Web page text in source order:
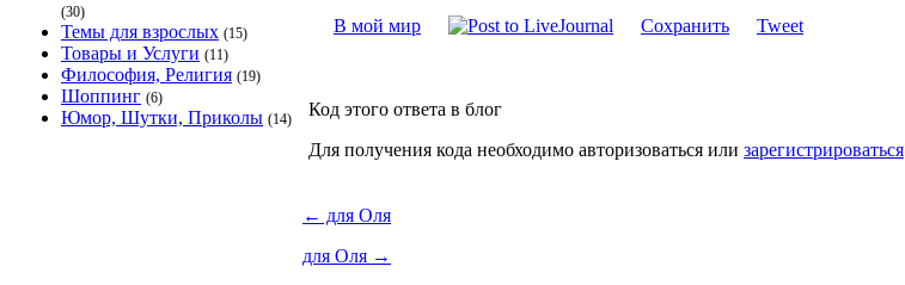
(30)
Темы для взрослых (15)
Товары и Услуги (11)
Философия, Религия (19)
Шоппинг (6)
Юмор, Шутки, Приколы (14)
В мой мир Сохранить Tweet
Код этого ответа в блог
Для получения кода необходимо авторизоваться или зарегистрироваться
← для Оля
для Оля →